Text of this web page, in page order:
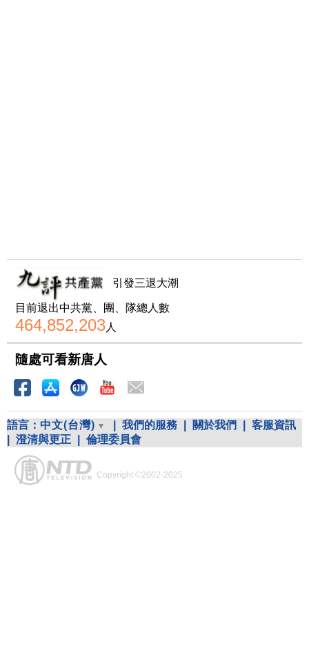
引發三退大潮
目前退出中共黨、團、隊總人數
464,852,203人
隨處可看新唐人
語言： 中文(台灣) 我們的服務 關於我們
客服資訊
澄清與更正 倫理委員會
Copyright ©2002-2025